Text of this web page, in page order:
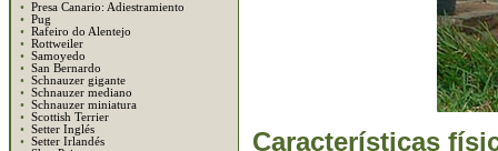
• Presa Canario: Adiestramiento
• Pug
• Rafeiro do Alentejo
• Rottweiler
• Samoyedo
• San Bernardo
• Schnauzer gigante
• Schnauzer mediano
• Schnauzer miniatura
• Scottish Terrier
• Setter Inglés
• Setter Irlandés
Características